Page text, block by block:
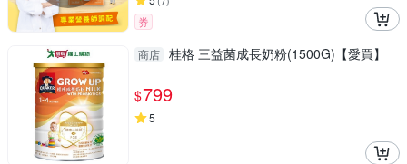
券
商店 桂格 三益菌成長奶粉(1500G)【愛買】
$799
5